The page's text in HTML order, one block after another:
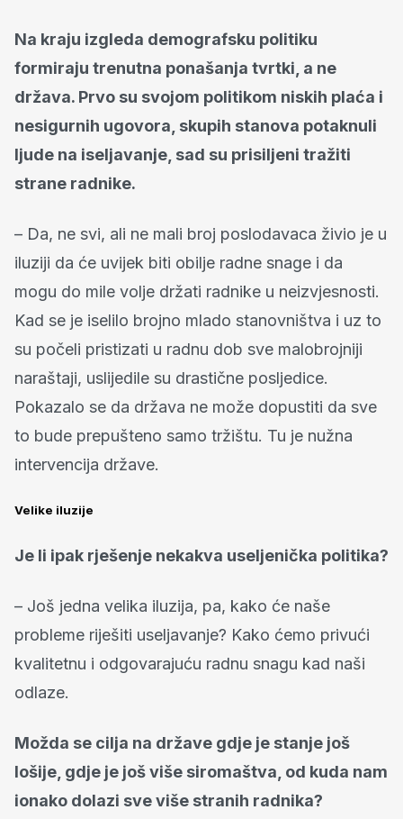
Na kraju izgleda demografsku politiku
formiraju trenutna ponašanja tvrtki, a ne
država. Prvo su svojom politikom niskih plaća i
nesigurnih ugovora, skupih stanova potaknuli
ljude na iseljavanje, sad su prisiljeni tražiti
strane radnike.
– Da, ne svi, ali ne mali broj poslodavaca živio je u
iluziji da će uvijek biti obilje radne snage i da
mogu do mile volje držati radnike u neizvjesnosti.
Kad se je iselilo brojno mlado stanovništva i uz to
su počeli pristizati u radnu dob sve malobrojniji
naraštaji, uslijedile su drastične posljedice.
Pokazalo se da država ne može dopustiti da sve
to bude prepušteno samo tržištu. Tu je nužna
intervencija države.
Velike iluzije
Je li ipak rješenje nekakva useljenička politika?
– Još jedna velika iluzija, pa, kako će naše
probleme riješiti useljavanje? Kako ćemo privući
kvalitetnu i odgovarajuću radnu snagu kad naši
odlaze.
Možda se cilja na države gdje je stanje još
lošije, gdje je još više siromaštva, od kuda nam
ionako dolazi sve više stranih radnika?